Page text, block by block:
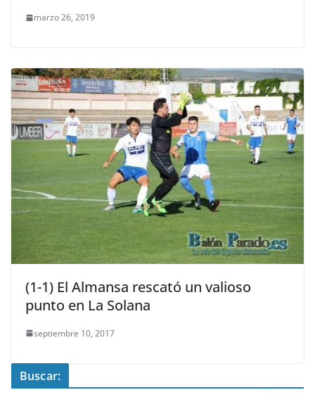
marzo 26, 2019
(1-1) El Almansa rescató un valioso
punto en La Solana
septiembre 10, 2017
Buscar: